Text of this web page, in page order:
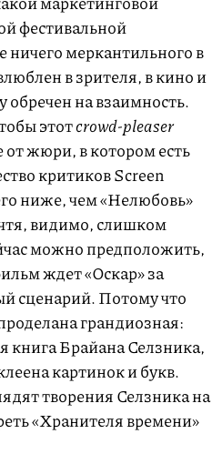
фестивальной
ничего меркантильного в
в зрителя, в кино и
обречен на взаимность.
этотcrowd-pleaser
жюри, в котором есть
критиков Screen
ниже, чем «Нелюбовь»
видимо, слишком
можно предположить,
ждет «Оскар» за
сценарий. Потому что
грандиозная:
книга Брайана Селзника,
картинок и букв.
творения Селзника на
«Хранителя времени»